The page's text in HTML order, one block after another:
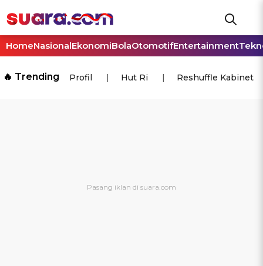
HomeNasionalEkonomiBolaOtomotifEntertainment
🔥 Trending Profil Hut Ri Reshuffle Kabinet